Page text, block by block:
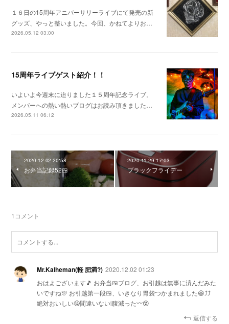
１６日の15周年アニバーサリーライブにて発売の新
グッズ、やっと整いました。今回、かねてよりお…
2026.05.12 03:00
15周年ライブゲスト紹介！！
いよいよ今週末に迫りました１５周年記念ライブ。
メンバーへの熱い熱いブログはお読み頂きました…
2026.05.11 06:12
2020.12.02 20:58
お弁当記録52🍱
2020.11.29 17:03
ブラックフライデー
1 コメント
Mr.Kalheman(軽 肥満?) 2020.12.02 01:23
おはよございます🎵 お弁当🍱ブログ、お引越は無事に済んだみた
いですね🎊 お引越第一段🍱、いきなり胃袋つかまれました😆⤴️⤴️
絶対おいしい🤤間違いない❕腹減った〰️😵
返信する